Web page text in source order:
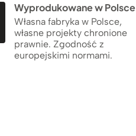
Wyprodukowane w Polsce
Własna fabryka w Polsce,
własne projekty chronione
prawnie. Zgodność z
europejskimi normami.